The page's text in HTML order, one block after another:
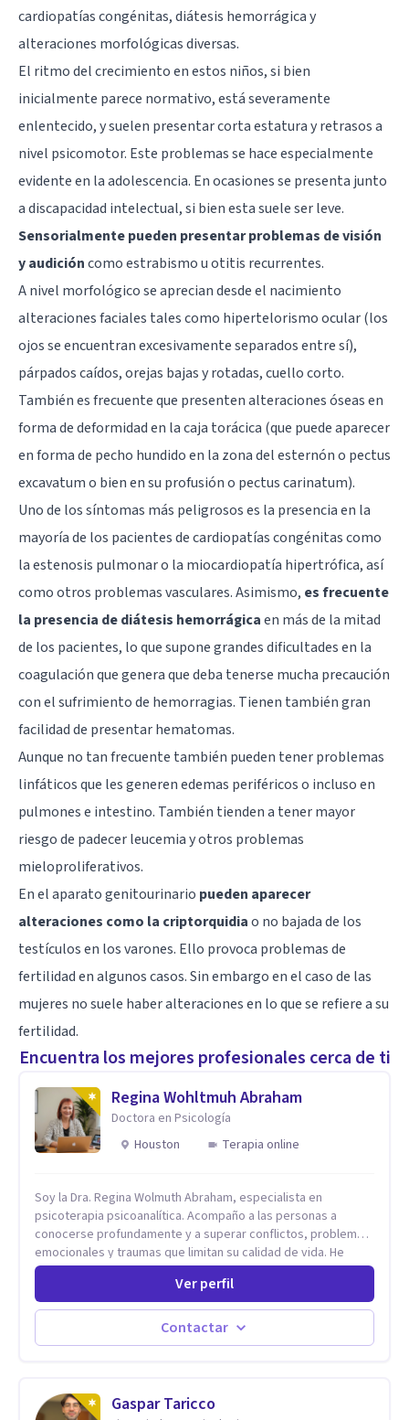
cardiopatías congénitas, diátesis hemorrágica y
alteraciones morfológicas diversas.
El ritmo del crecimiento en estos niños, si bien
inicialmente parece normativo, está severamente
enlentecido, y suelen presentar corta estatura y retrasos a
nivel psicomotor. Este problemas se hace especialmente
evidente en la adolescencia. En ocasiones se presenta junto
a discapacidad intelectual, si bien esta suele ser leve.
Sensorialmente pueden presentar problemas de visión
y audicióncomo estrabismo u otitis recurrentes.
A nivel morfológico se aprecian desde el nacimiento
alteraciones faciales tales como hipertelorismo ocular (los
ojos se encuentran excesivamente separados entre sí),
párpados caídos, orejas bajas y rotadas, cuello corto.
También es frecuente que presenten alteraciones óseas en
forma de deformidad en la caja torácica (que puede aparecer
en forma de pecho hundido en la zona del esternón o pectus
excavatum o bien en su profusión o pectus carinatum).
Uno de los síntomas más peligrosos es la presencia en la
mayoría de los pacientes de cardiopatías congénitas como
la estenosis pulmonar o la miocardiopatía hipertrófica, así
como otros problemas vasculares. Asimismo, es frecuente
la presencia de diátesis hemorrágicaen más de la mitad
de los pacientes, lo que supone grandes dificultades en la
coagulación que genera que deba tenerse mucha precaución
con el sufrimiento de hemorragias. Tienen también gran
facilidad de presentar hematomas.
Aunque no tan frecuente también pueden tener problemas
linfáticos que les generen edemas periféricos o incluso en
pulmones e intestino. También tienden a tener mayor
riesgo de padecer leucemia y otros problemas
mieloproliferativos.
En el aparato genitourinario pueden aparecer
alteraciones como la criptorquidiao no bajada de los
testículos en los varones. Ello provoca problemas de
fertilidad en algunos casos. Sin embargo en el caso de las
mujeres no suele haber alteraciones en lo que se refiere a su
fertilidad.
Encuentra los mejores profesionales cerca de ti
Regina Wohltmuh Abraham
Doctora en Psicología
Houston
Terapia online
Soy la Dra. Regina Wolmuth Abraham, especialista en
psicoterapia psicoanalítica. Acompaño a las personas a
conocerse profundamente y a superar conflictos, problemas
emocionales y traumas que limitan su calidad de vida. He
trabajado en reconocidas instituciones como el Hospital
Psiquiátrico San Rafael, Instituto Psiquiátrico MENDAO, San
Bernardino, Hospital Psiquiátrico Infantil y el Centro de
Integración Juvenil. Además, tuve el privilegio de colaborar
en comunidades como Olivar del Conde y Xochimilco, lo que
Ver perfil
Contactar
Gaspar Taricco